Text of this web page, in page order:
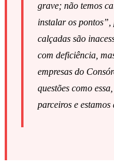
grave; não temos
instalar os pontos”,
calçadas são
com deficiência,
empresas do
questões como
parceiros e